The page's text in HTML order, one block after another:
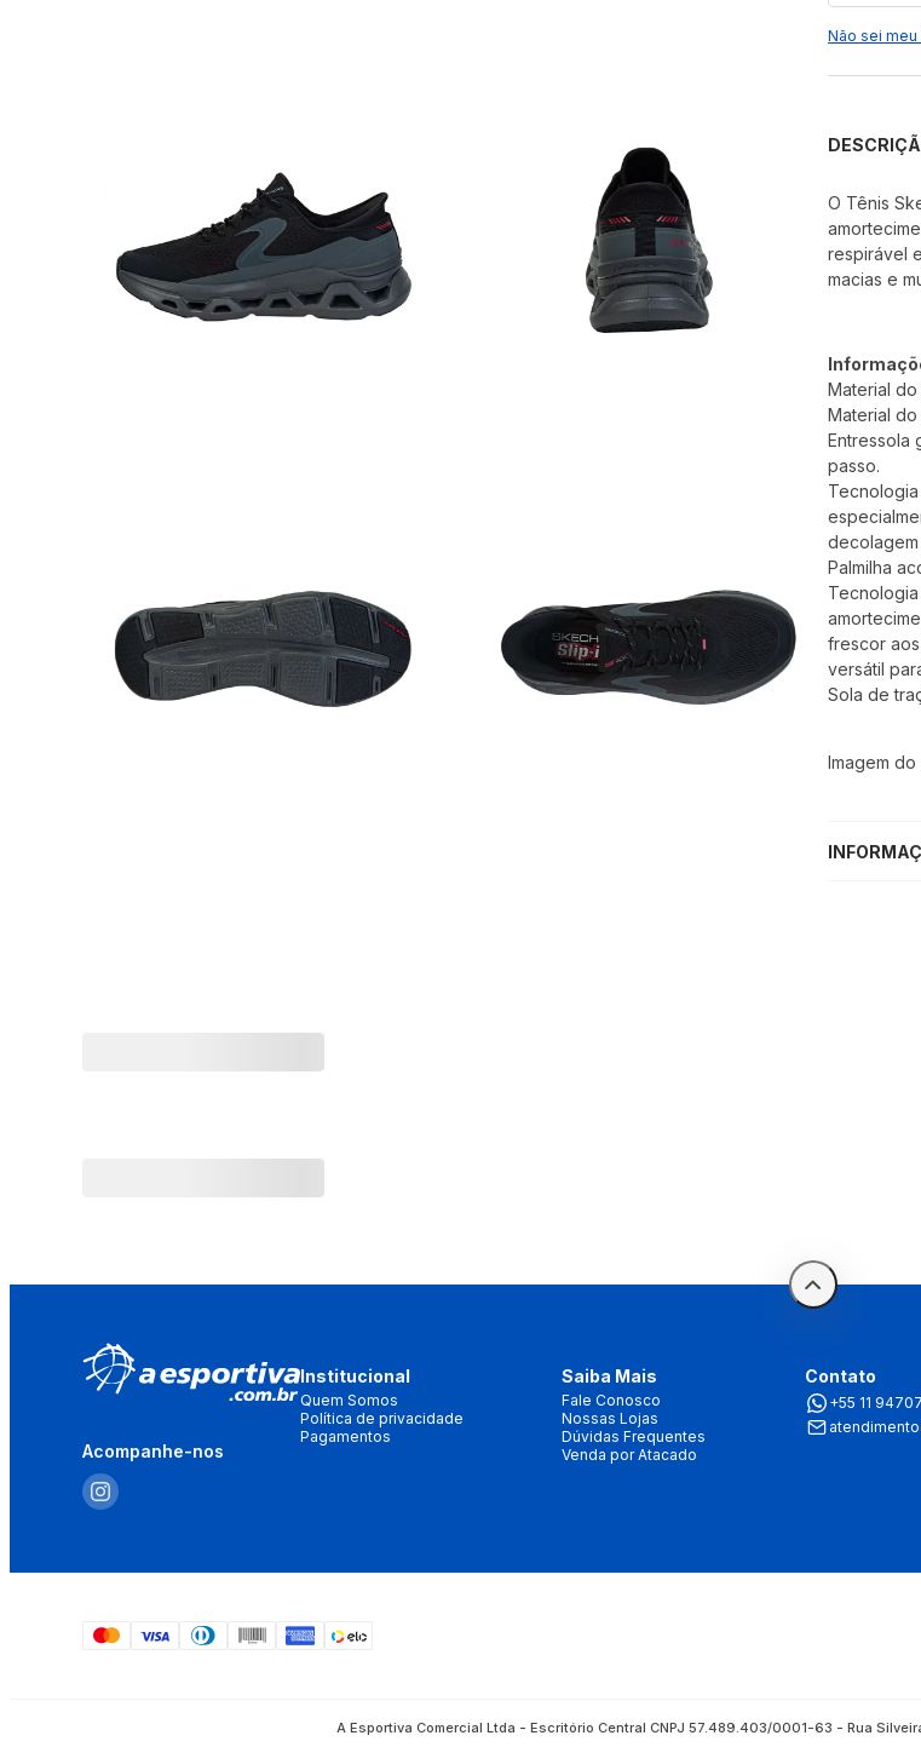
Não sei meu
O Tênis
respirável
macias e
Material
Material
Entressola
passo.
Palmilha
frescor
versátil
Sola de
Imagem
Acompanhe-nos
Institucional
Quem Somos
Política de privacidade
Pagamentos
Saiba Mais
Fale Conosco
Nossas Lojas
Dúvidas Frequentes
Venda por Atacado
Contato
+55 11
A Esportiva Comercial Ltda - Escritório Central CNPJ 57.489.403/0001-63 - Rua